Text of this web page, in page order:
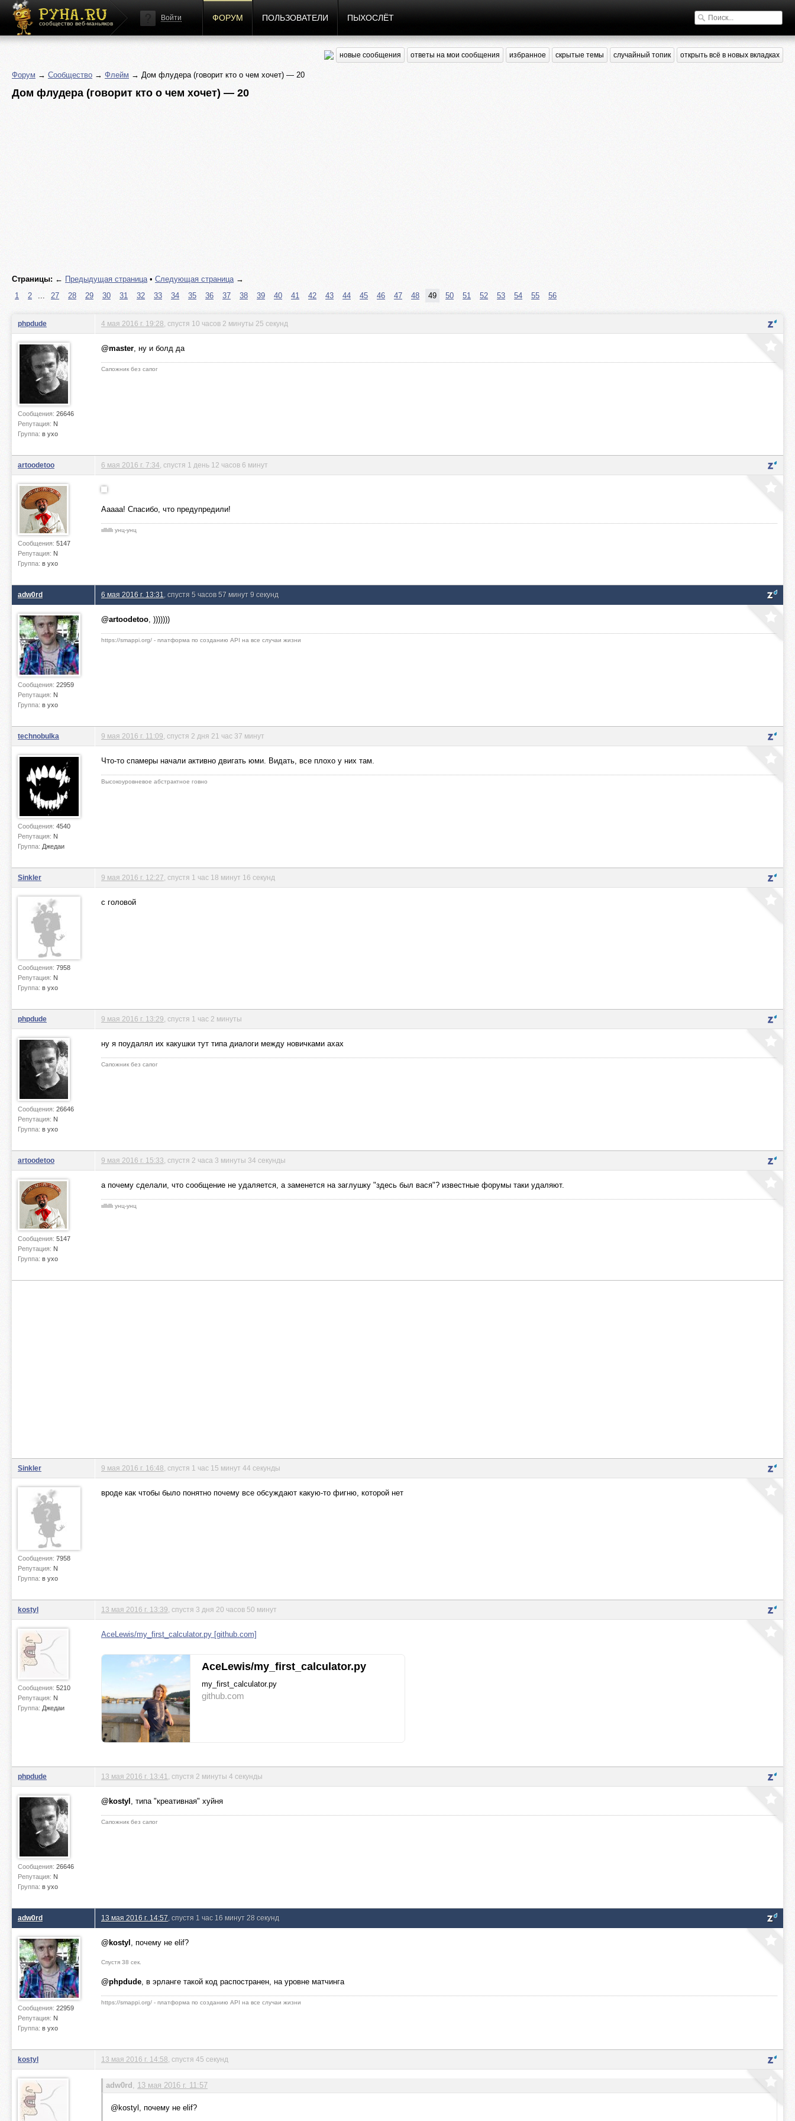
сообщество веб-маньяков
Войти ФОРУМ ПОЛЬЗОВАТЕЛИ ПЫХОСЛЁТ
новые сообщения ответы на мои сообщения избранное скрытые темы случайный топик открыть всё в новых вкладках
Форум → Сообщество → Флейм → Дом флудера (говорит кто о чем хочет) — 20
Дом флудера (говорит кто о чем хочет) — 20
Страницы: ← Предыдущая страница• Следующая страница→
1
2 ... 27 28 29 30 31 32 33 34 35 36 37 38 39 40 41 42 43 44 45 46 47 48 49 50 51 52 53 54 55 56
phpdude
Сообщения: 26646
Репутация: N
Группа: в ухо
4 мая 2016 г. 19:28 , спустя 10 часов 2 минуты 25 секунд
@master, ну и болд да
Сапожник без сапог
artoodetoo
Сообщения: 5147
Репутация: N
Группа: в ухо
6 мая 2016 г. 7:34 , спустя 1 день 12 часов 6 минут
Ааааа! Спасибо, что предупредили!
ιιlllιlllι унц-унц
adw0rd
Сообщения: 22959
Репутация: N
Группа: в ухо
6 мая 2016 г. 13:31 , спустя 5 часов 57 минут 9 секунд
@artoodetoo, )))))))
https://smappi.org/ - платформа по созданию API на все случаи жизни
technobulka
Сообщения: 4540
Репутация: N
Группа: Джедаи
9 мая 2016 г. 11:09 , спустя 2 дня 21 час 37 минут
Что-то спамеры начали активно двигать юми. Видать, все плохо у них там.
Высокоуровневое абстрактное говно
Sinkler
Сообщения: 7958
Репутация: N
Группа: в ухо
9 мая 2016 г. 12:27 , спустя 1 час 18 минут 16 секунд
с головой
phpdude
Сообщения: 26646
Репутация: N
Группа: в ухо
9 мая 2016 г. 13:29 , спустя 1 час 2 минуты
ну я поудалял их какушки тут типа диалоги между новичками ахах
Сапожник без сапог
artoodetoo
Сообщения: 5147
Репутация: N
Группа: в ухо
9 мая 2016 г. 15:33 , спустя 2 часа 3 минуты 34 секунды
а почему сделали, что сообщение не удаляется, а заменется на заглушку "здесь был вася"? известные форумы таки удаляют.
ιιlllιlllι унц-унц
Sinkler
Сообщения: 7958
Репутация: N
Группа: в ухо
9 мая 2016 г. 16:48 , спустя 1 час 15 минут 44 секунды
вроде как чтобы было понятно почему все обсуждают какую-то фигню, которой нет
kostyl
Сообщения: 5210
Репутация: N
Группа: Джедаи
13 мая 2016 г. 13:39 , спустя 3 дня 20 часов 50 минут
AceLewis/my_first_calculator.py [github.com]
AceLewis/my_first_calculator.py
my_first_calculator.py
github.com
phpdude
Сообщения: 26646
Репутация: N
Группа: в ухо
13 мая 2016 г. 13:41 , спустя 2 минуты 4 секунды
@kostyl , типа "креативная" хуйня
Сапожник без сапог
adw0rd
Сообщения: 22959
Репутация: N
Группа: в ухо
13 мая 2016 г. 14:57 , спустя 1 час 16 минут 28 секунд
@kostyl , почему не elif?
Спустя 38 сек.
@phpdude, в эрланге такой код распостранен, на уровне матчинга
https://smappi.org/ - платформа по созданию API на все случаи жизни
kostyl 13 мая 2016 г. 14:58 , спустя 45 секунд
adw0rd , 13 мая 2016 г. 11:57
@kostyl, почему не elif?